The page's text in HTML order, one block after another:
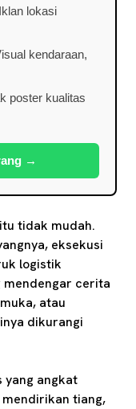
lokasi
kendaraan,
poster kualitas
→
tidak mudah.
eksekusi
logistik
mendengar cerita
atau
dikurangi
yang angkat
tiang,